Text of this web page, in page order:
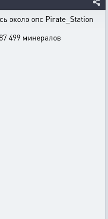
около опс Pirate_Station
499 минералов